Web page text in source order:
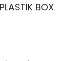
BOX